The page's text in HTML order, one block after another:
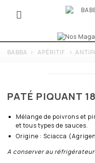
BABBA > APÉRITIF >
PATÉ PIQUANT
Mélange de poivrons et
et tous types de sauces.
Origine : Sciacca
A conserver au